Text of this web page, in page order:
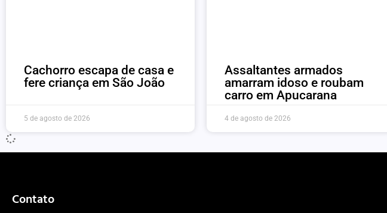
Cachorro escapa de casa e
fere criança em São João
5 de agosto de 2026
Assaltantes armados
amarram idoso e roubam
carro em Apucarana
4 de agosto de 2026
Contato